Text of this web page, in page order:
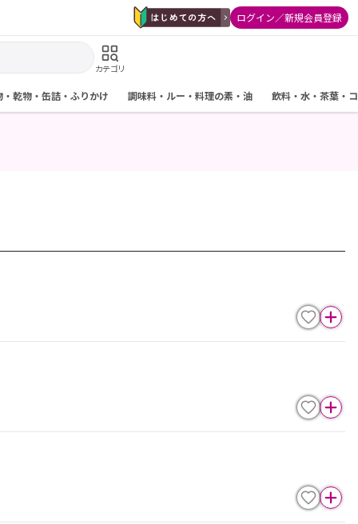
ログイン／新規会員登録
カテゴリ
・乾物・缶詰・ふりかけ 調味料・ルー・料理の素・油 飲料・水・茶葉・